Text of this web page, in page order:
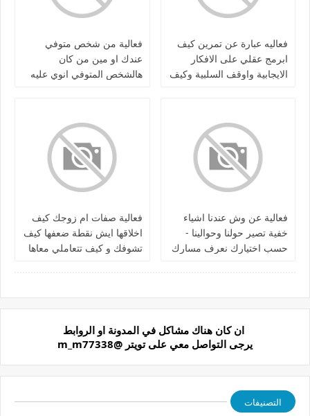
فعاليه عبارة عن تمرين كيف
ابرمج عقلي على الافكار
الايجابية واوقف السلبية وكيف
فعالية من شخص متوفي
عندك او مين من كان
هالشخص المتوفي انوي عليه
فعالية عن وش عندنا اشياء
خفية تصير حولنا وحوالينا -
حسب اختيارك نعرف مسارك
فعالية صفات ام زوجك كيف
اخلاقها ايش نقطة ضعفها كيف
تشوفك و كيف تتعاملي معاها
ان كان هناك مشاكل في المدونة او الروابط
يرجى التواصل معي على تويتر @m_m77338
التصنيفات